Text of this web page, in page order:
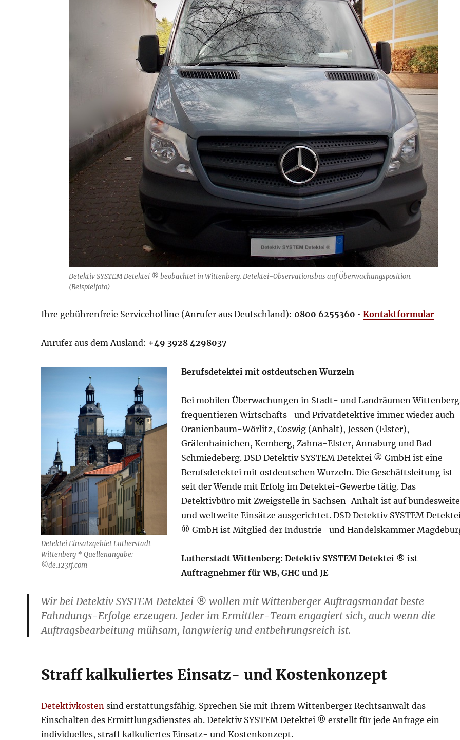
Detektiv SYSTEM Detektei ® beobachtet in Wittenberg. Detektei-Observationsbus auf Überwachungsposition.
(Beispielfoto)
Ihre gebührenfreie Servicehotline (Anrufer aus Deutschland): 0800 6255360 •Kontaktformular
Anrufer aus dem Ausland: +49 3928 4298037
Detektei Einsatzgebiet Lutherstadt
Wittenberg * Quellenangabe:
©de.123rf.com
Berufsdetektei mit ostdeutschen Wurzeln
Bei mobilen Überwachungen in Stadt- und Landräumen
frequentieren Wirtschafts- und Privatdetektive immer wieder auch
Oranienbaum-Wörlitz, Coswig (Anhalt), Jessen (Elster),
Gräfenhainichen, Kemberg, Zahna-Elster, Annaburg und Bad
Schmiedeberg. DSD Detektiv SYSTEM Detektei ® GmbH ist eine
Berufsdetektei mit ostdeutschen Wurzeln. Die Geschäftsleitung ist
seit der Wende mit Erfolg im Detektei-Gewerbe tätig. Das
Detektivbüro mit Zweigstelle in Sachsen-Anhalt ist auf bundesweite
und weltweite Einsätze ausgerichtet. DSD Detektiv SYSTEM
® GmbH ist Mitglied der Industrie- und Handelskammer
Lutherstadt Wittenberg: Detektiv SYSTEM Detektei ® ist
Auftragnehmer für WB, GHC und JE
Wir bei Detektiv SYSTEM Detektei ® wollen mit Wittenberger Auftragsmandat beste
Fahndungs-Erfolge erzeugen. Jeder im Ermittler-Team engagiert sich, auch wenn die
Auftragsbearbeitung mühsam, langwierig und entbehrungsreich ist.
Straff kalkuliertes Einsatz- und Kostenkonzept
Detektivkosten sind erstattungsfähig. Sprechen Sie mit Ihrem Wittenberger Rechtsanwalt das
Einschalten des Ermittlungsdienstes ab. Detektiv SYSTEM Detektei ® erstellt für jede Anfrage ein
individuelles, straff kalkuliertes Einsatz- und Kostenkonzept.